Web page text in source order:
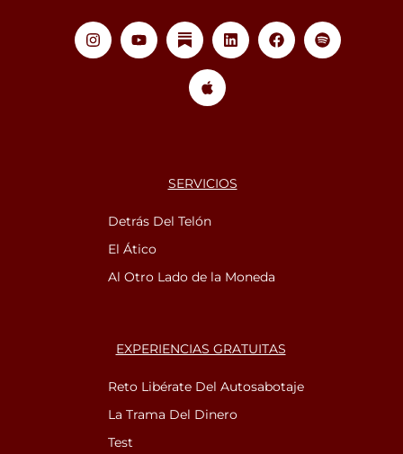
SERVICIOS
Detrás Del Telón
El Ático
Al Otro Lado de la Moneda
EXPERIENCIAS GRATUITAS
Reto Libérate Del Autosabotaje
La Trama Del Dinero
Test